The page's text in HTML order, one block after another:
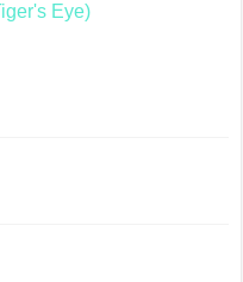
Eye)